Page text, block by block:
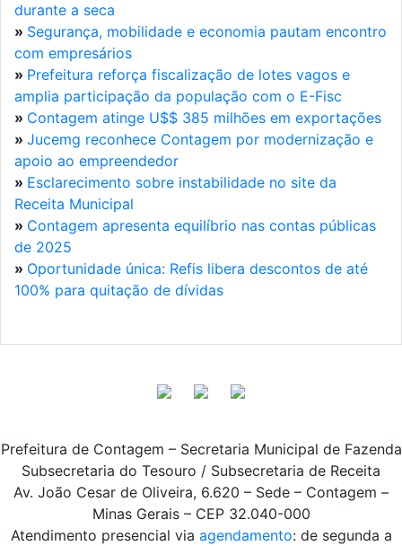
durante a seca
» Segurança, mobilidade e economia pautam encontro
com empresários
» Prefeitura reforça fiscalização de lotes vagos e
amplia participação da população com o E-Fisc
» Contagem atinge U$$ 385 milhões em exportações
» Jucemg reconhece Contagem por modernização e
apoio ao empreendedor
» Esclarecimento sobre instabilidade no site da
Receita Municipal
» Contagem apresenta equilíbrio nas contas públicas
de 2025
» Oportunidade única: Refis libera descontos de até
100% para quitação de dívidas
Prefeitura de Contagem – Secretaria Municipal de Fazenda
Subsecretaria do Tesouro / Subsecretaria de Receita
Av. João Cesar de Oliveira, 6.620 – Sede – Contagem –
Minas Gerais – CEP 32.040-000
Atendimento presencial via agendamento: de segunda a